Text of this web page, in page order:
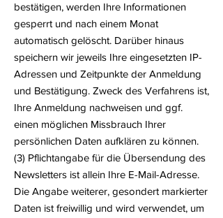
bestätigen, werden Ihre Informationen
gesperrt und nach einem Monat
automatisch gelöscht. Darüber hinaus
speichern wir jeweils Ihre eingesetzten IP-
Adressen und Zeitpunkte der Anmeldung
und Bestätigung. Zweck des Verfahrens ist,
Ihre Anmeldung nachweisen und ggf.
einen möglichen Missbrauch Ihrer
persönlichen Daten aufklären zu können.
(3) Pflichtangabe für die Übersendung des
Newsletters ist allein Ihre E-Mail-Adresse.
Die Angabe weiterer, gesondert markierter
Daten ist freiwillig und wird verwendet, um